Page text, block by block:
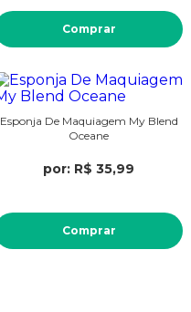
Comprar
Esponja De Maquiagem My Blend
Oceane
por: R$ 35,99
Comprar